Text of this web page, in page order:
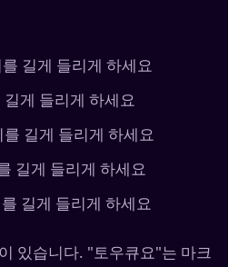
길게 들리게 하세요
게 들리게 하세요
길게 들리게 하세요
길게 들리게 하세요
길게 들리게 하세요
있습니다. "토우큐요"는 마크